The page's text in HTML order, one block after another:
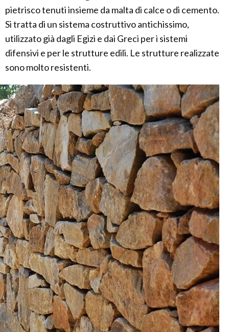
pietrisco tenuti insieme da malta di calce o di cemento.
Si tratta di un sistema costruttivo antichissimo,
utilizzato già dagli Egizi e dai Greci per i sistemi
difensivi e per le strutture edili. Le strutture realizzate
sono molto resistenti.